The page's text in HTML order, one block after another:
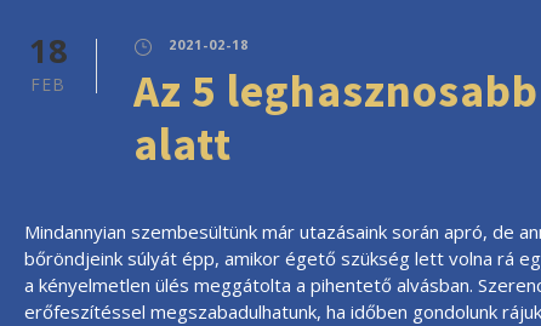
18
FEB
2021-02-18
Az 5
alatt
Mindannyian szembesültünk már utazásaink során apró, de
bőröndjeink súlyát épp, amikor égető szükség lett volna rá
a kényelmetlen ülés meggátolta a pihentető alvásban.
erőfeszítéssel megszabadulhatunk, ha időben gondolunk